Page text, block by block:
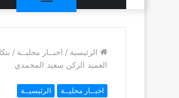
الرئيسية / اخبــار محليــة /
العميد الركن سعيد المحمدي
اخبــار محليــة الرئيسيــة